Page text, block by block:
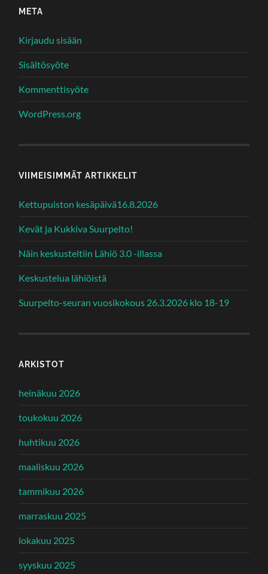
META
Kirjaudu sisään
Sisältösyöte
Kommenttisyöte
WordPress.org
VIIMEISIMMÄT ARTIKKELIT
Kettupuiston kesäpäivä16.8.2026
Kevät ja Kukkiva Suurpelto!
Näin keskusteltiin Lähiö 3.0 -illassa
Keskustelua lähiöistä
Suurpelto-seuran vuosikokous 26.3.2026 klo 18-19
ARKISTOT
heinäkuu 2026
toukokuu 2026
huhtikuu 2026
maaliskuu 2026
tammikuu 2026
marraskuu 2025
lokakuu 2025
syyskuu 2025